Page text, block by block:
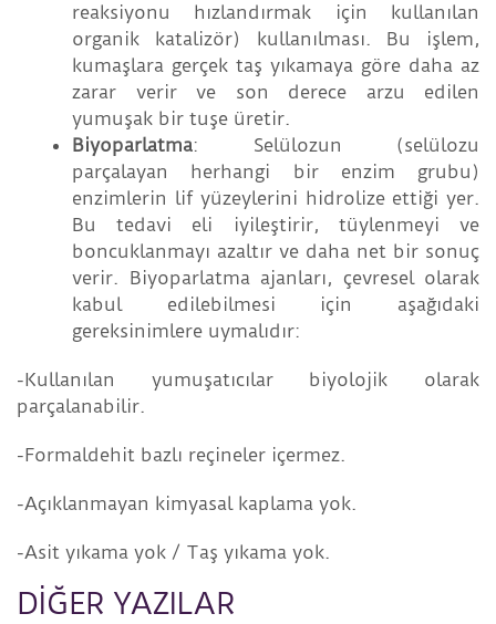
reaksiyonu hızlandırmak için kullanılan
organik katalizör) kullanılması. Bu işlem,
kumaşlara gerçek taş yıkamaya göre daha az
zarar verir ve son derece arzu edilen
yumuşak bir tuşe üretir.
Biyoparlatma: Selülozun (selülozu
parçalayan herhangi bir enzim grubu)
enzimlerin lif yüzeylerini hidrolize ettiği yer.
Bu tedavi eli iyileştirir, tüylenmeyi ve
boncuklanmayı azaltır ve daha net bir sonuç
verir. Biyoparlatma ajanları, çevresel olarak
kabul edilebilmesi için aşağıdaki
gereksinimlere uymalıdır:
-Kullanılan yumuşatıcılar biyolojik olarak
parçalanabilir.
-Formaldehit bazlı reçineler içermez.
-Açıklanmayan kimyasal kaplama yok.
-Asit yıkama yok / Taş yıkama yok.
DİĞER YAZILAR